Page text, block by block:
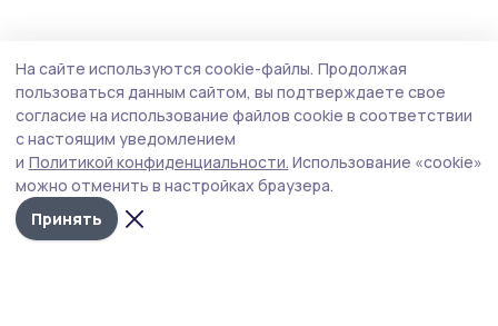
Из Большого Избердея – в большие
города. Как учёный более 30 лет
развивает питомник в Петровском округе
Питомник из тамбовского села Большой Избердей
снабжает растениями столицу и Петербург. Его
основатель, кандидат сельхознаук Алексей Осипов,
рассказал, почему саженцы теперь растят в
На сайте используются cookie-файлы. Продолжая
пользоваться данным сайтом, вы подтверждаете свое
согласие на использование файлов cookie в соответствии
с настоящим уведомлением
и Политикой конфиденциальности. Использование «cookie»
можно отменить в настройках браузера.
Принять